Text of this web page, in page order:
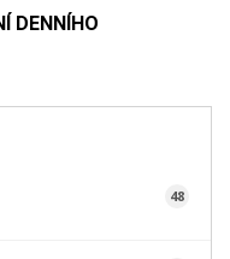
DENNÍHO
48